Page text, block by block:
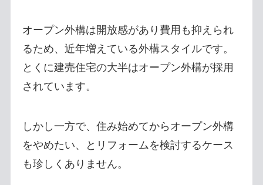
オープン外構は開放感があり費用も抑えられ
るため、近年増えている外構スタイルです。
とくに建売住宅の大半はオープン外構が採用
されています。
しかし一方で、住み始めてからオープン外構
をやめたい、とリフォームを検討するケース
も珍しくありません。